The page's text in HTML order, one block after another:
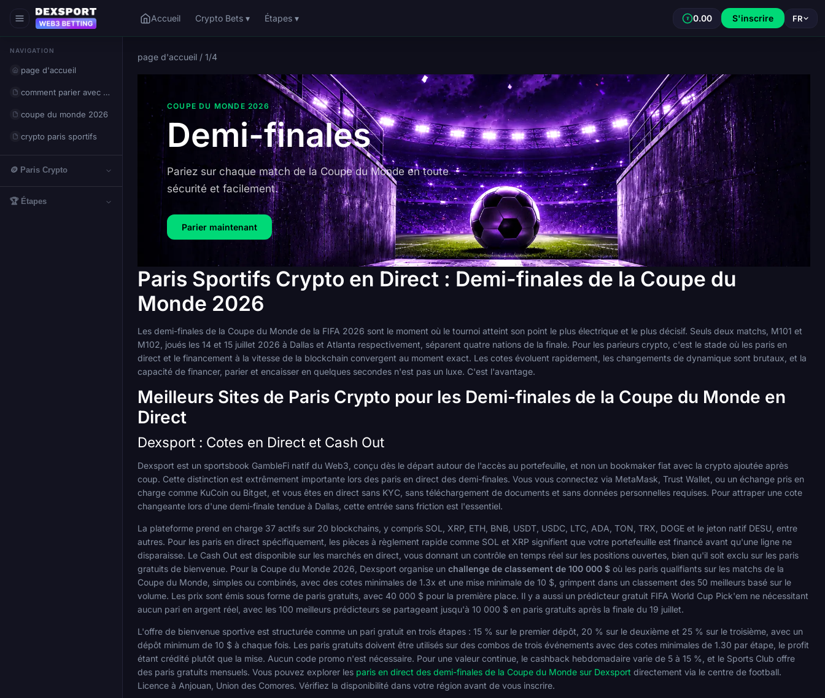
Accueil Crypto Bets ▾ Étapes ▾ ₮ 0.00 S'inscrire FR
NAVIGATION
page d'accueil
comment parier avec des cryptomonnaies
coupe du monde 2026
crypto paris sportifs
🪙 Paris Crypto
🏆 Étapes
page d'accueil / 1/4
COUPE DU MONDE 2026
Demi-finales
Pariez sur chaque match de la Coupe du Monde en toute
sécurité et facilement.
Parier maintenant
Paris Sportifs Crypto en Direct : Demi-finales de la Coupe du
Monde 2026
Les demi-finales de la Coupe du Monde de la FIFA 2026 sont le moment où le tournoi atteint son point le plus électrique et le plus décisif. Seuls deux matchs, M101 et
M102, joués les 14 et 15 juillet 2026 à Dallas et Atlanta respectivement, séparent quatre nations de la finale. Pour les parieurs crypto, c'est le stade où les paris en
direct et le financement à la vitesse de la blockchain convergent au moment exact. Les cotes évoluent rapidement, les changements de dynamique sont brutaux, et la
capacité de financer, parier et encaisser en quelques secondes n'est pas un luxe. C'est l'avantage.
Meilleurs Sites de Paris Crypto pour les Demi-finales de la Coupe du Monde en
Direct
Dexsport : Cotes en Direct et Cash Out
Dexsport est un sportsbook GambleFi natif du Web3, conçu dès le départ autour de l'accès au portefeuille, et non un bookmaker fiat avec la crypto ajoutée après
coup. Cette distinction est extrêmement importante lors des paris en direct des demi-finales. Vous vous connectez via MetaMask, Trust Wallet, ou un échange pris en
charge comme KuCoin ou Bitget, et vous êtes en direct sans KYC, sans téléchargement de documents et sans données personnelles requises. Pour attraper une cote
changeante lors d'une demi-finale tendue à Dallas, cette entrée sans friction est l'essentiel.
La plateforme prend en charge 37 actifs sur 20 blockchains, y compris SOL, XRP, ETH, BNB, USDT, USDC, LTC, ADA, TON, TRX, DOGE et le jeton natif DESU, entre
autres. Pour les paris en direct spécifiquement, les pièces à règlement rapide comme SOL et XRP signifient que votre portefeuille est financé avant qu'une ligne ne
disparaisse. Le Cash Out est disponible sur les marchés en direct, vous donnant un contrôle en temps réel sur les positions ouvertes, bien qu'il soit exclu sur les paris
gratuits de bienvenue. Pour la Coupe du Monde 2026, Dexsport organise un challenge de classement de 100 000 $ où les paris qualifiants sur les matchs de la
Coupe du Monde, simples ou combinés, avec des cotes minimales de 1.3x et une mise minimale de 10 $, grimpent dans un classement des 50 meilleurs basé sur le
volume. Les prix sont émis sous forme de paris gratuits, avec 40 000 $ pour la première place. Il y a aussi un prédicteur gratuit FIFA World Cup Pick'em ne nécessitant
aucun pari en argent réel, avec les 100 meilleurs prédicteurs se partageant jusqu'à 10 000 $ en paris gratuits après la finale du 19 juillet.
L'offre de bienvenue sportive est structurée comme un pari gratuit en trois étapes : 15 % sur le premier dépôt, 20 % sur le deuxième et 25 % sur le troisième, avec un
dépôt minimum de 10 $ à chaque fois. Les paris gratuits doivent être utilisés sur des combos de trois événements avec des cotes minimales de 1.30 par étape, le profit
étant crédité plutôt que la mise. Aucun code promo n'est nécessaire. Pour une valeur continue, le cashback hebdomadaire varie de 5 à 15 %, et le Sports Club offre
des paris gratuits mensuels. Vous pouvez explorer les paris en direct des demi-finales de la Coupe du Monde sur Dexsport directement via le centre de football.
Licence à Anjouan, Union des Comores. Vérifiez la disponibilité dans votre région avant de vous inscrire.